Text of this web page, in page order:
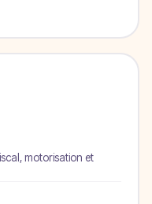
motorisation et